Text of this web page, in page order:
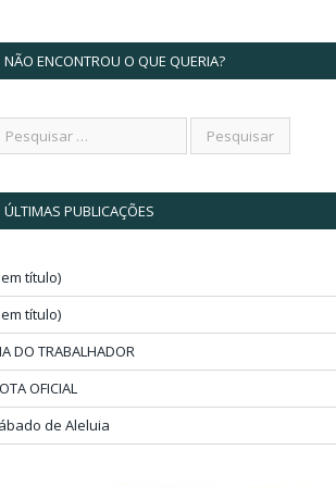
NÃO ENCONTROU O QUE QUERIA?
ÚLTIMAS PUBLICAÇÕES
título)
título)
DO TRABALHADOR
OFICIAL
de Aleluia